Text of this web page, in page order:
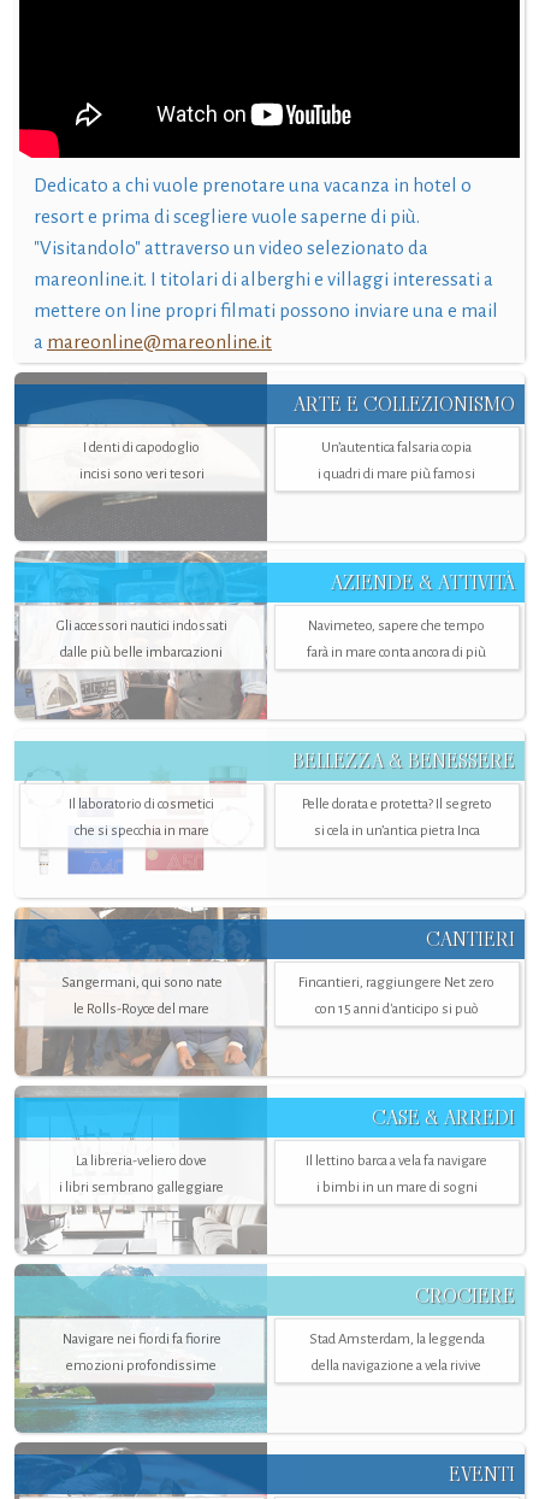
Dedicato a chi vuole prenotare una vacanza in hotel o
resort e prima di scegliere vuole saperne di più.
"Visitandolo" attraverso un video selezionato da
mareonline.it. I titolari di alberghi e villaggi interessati a
mettere on line propri filmati possono inviare una e mail
a mareonline@mareonline.it
ARTE E COLLEZIONISMO
I denti di capodoglio
incisi sono veri tesori
Un’autentica falsaria copia
i quadri di mare più famosi
AZIENDE & ATTIVITÀ
Gli accessori nautici indossati
dalle più belle imbarcazioni
Navimeteo, sapere che tempo
farà in mare conta ancora di più
BELLEZZA & BENESSERE
Il laboratorio di cosmetici
che si specchia in mare
Pelle dorata e protetta? Il segreto
si cela in un’antica pietra Inca
CANTIERI
Sangermani, qui sono nate
le Rolls-Royce del mare
Fincantieri, raggiungere Net zero
con 15 anni d'anticipo si può
CASE & ARREDI
La libreria-veliero dove
i libri sembrano galleggiare
Il lettino barca a vela fa navigare
i bimbi in un mare di sogni
CROCIERE
Navigare nei fiordi fa fiorire
emozioni profondissime
Stad Amsterdam, la leggenda
della navigazione a vela rivive
EVENTI